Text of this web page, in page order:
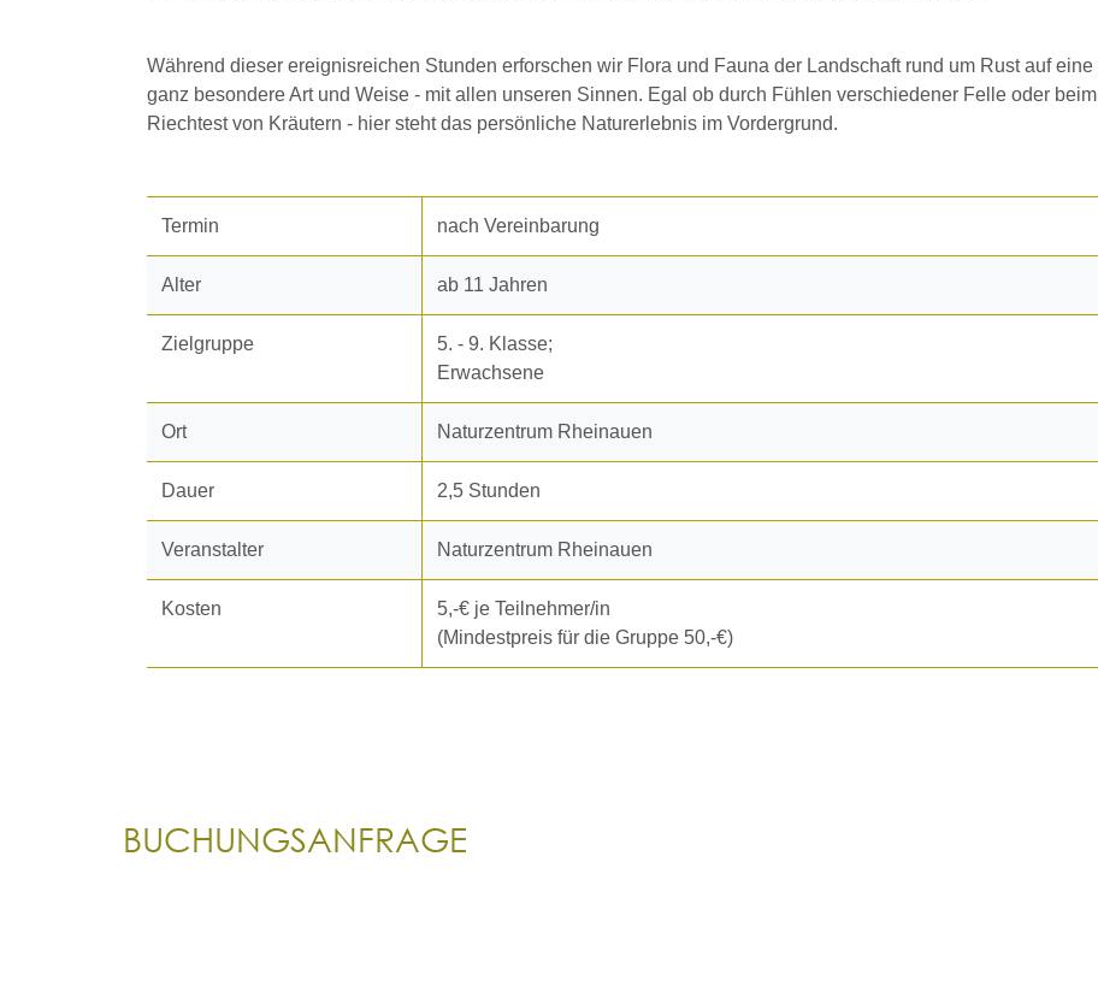
Während dieser ereignisreichen Stunden erforschen wir Flora und Fauna der Landschaft rund um Rust auf eine
ganz besondere Art und Weise - mit allen unseren Sinnen. Egal ob durch Fühlen verschiedener Felle oder beim
Riechtest von Kräutern - hier steht das persönliche Naturerlebnis im Vordergrund.
Termin nach Vereinbarung
Alter ab 11 Jahren
Zielgruppe
5. - 9. Klasse;
Erwachsene
Ort Naturzentrum Rheinauen
Dauer 2,5 Stunden
Veranstalter Naturzentrum Rheinauen
Kosten
5,-€ je Teilnehmer/in
(Mindestpreis für die Gruppe 50,-€)
BUCHUNGSANFRAGE